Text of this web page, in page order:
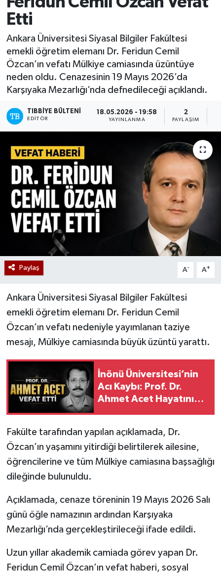
Etti
Ankara Üniversitesi Siyasal Bilgiler Fakültesi
emekli öğretim elemanı Dr. Feridun Cemil
Özcan’ın vefatı Mülkiye camiasında üzüntüye
neden oldu. Cenazesinin 19 Mayıs 2026’da
Karşıyaka Mezarlığı’nda defnedileceği açıklandı.
TIBBIYE BÜLTENI
EDITÖR
18.05.2026 - 19:58
YAYINLANMA
2
PAYLAŞIM
Paylaş A- A+
Ankara Üniversitesi Siyasal Bilgiler Fakültesi
emekli öğretim elemanı Dr. Feridun Cemil
Özcan’ın vefatı nedeniyle yayımlanan taziye
mesajı, Mülkiye camiasında büyük üzüntü yarattı.
İnönü Üniversitesi’nin
Acı Kaybı: Prof. Dr.
Ahmet Acet Hayatını
Fakülte tarafından yapılan açıklamada, Dr.
Özcan’ın yaşamını yitirdiği belirtilerek ailesine,
öğrencilerine ve tüm Mülkiye camiasına başsağlığı
dileğinde bulunuldu.
Açıklamada, cenaze töreninin 19 Mayıs 2026 Salı
günü öğle namazının ardından Karşıyaka
Mezarlığı’nda gerçekleştirileceği ifade edildi.
Uzun yıllar akademik camiada görev yapan Dr.
Feridun Cemil Özcan’ın vefat haberi, sosyal